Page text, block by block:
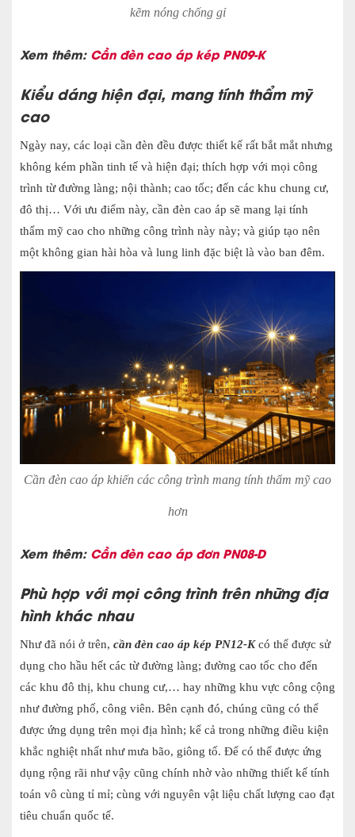
kẽm nóng chống gỉ
Xem thêm: Cần đèn cao áp kép PN09-K
Kiểu dáng hiện đại, mang tính thẩm mỹ
cao
Ngày nay, các loại cần đèn đều được thiết kế rất bắt mắt nhưng
không kém phần tinh tế và hiện đại; thích hợp với mọi công
trình từđường làng; nội thành; cao tốc; đến các khu chung cư,
đô thị… Với ưu điểm này, cần đèn cao áp sẽ mang lại tính
thẩm mỹ cao cho những công trình này này; và giúp tạo nên
một không gian hài hòa và lung linh đặc biệt là vào ban đêm.
Cần đèn cao áp khiến các công trình mang tính thẩm mỹ cao
hơn
Xem thêm: Cần đèn cao áp đơn PN08-D
Phù hợp với mọi công trình trên những địa
hình khác nhau
Như đã nói ở trên, cần đèn cao áp kép PN12-Kcó thể được sử
dụng cho hầu hết các từ đường làng; đường cao tốc cho đến
các khu đô thị, khu chung cư,… hay những khu vực công cộng
như đường phố, công viên. Bên cạnh đó, chúng cũng có thể
được ứng dụng trên mọi địa hình; kể cả trong những điều kiện
khắc nghiệt nhất như mưa bão, giông tố. Để có thể được ứng
dụng rộng rãi như vậy cũng chính nhờ vào những thiết kế tính
toán vô cùng tỉ mỉ; cùng với nguyên vật liệu chất lượng cao đạt
tiêu chuẩn quốc tế.